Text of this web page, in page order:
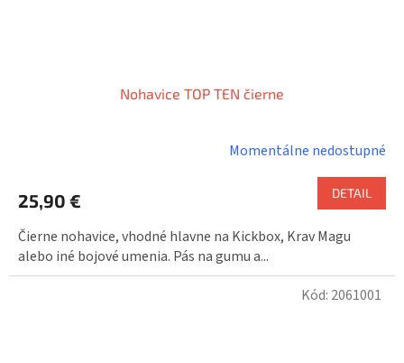
Nohavice TOP TEN čierne
Momentálne nedostupné
25,90 € DETAIL
Čierne nohavice, vhodné hlavne na Kickbox, Krav Magu
alebo iné bojové umenia. Pás na gumu a...
Kód: 2061001